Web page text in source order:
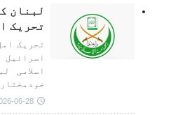
لبنان
تحریک
تحریک
اسلامی
06-28 09:09